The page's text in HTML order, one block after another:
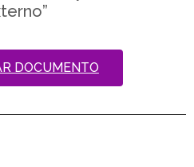
DOCUMENTO